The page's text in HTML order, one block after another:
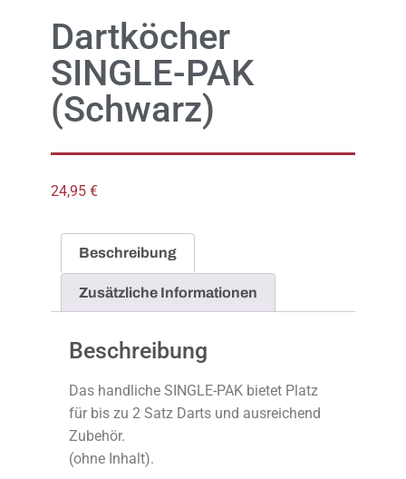
Dartköcher
SINGLE-PAK
(Schwarz)
24,95 €
Beschreibung
Zusätzliche Informationen
Beschreibung
Das handliche SINGLE-PAK bietet Platz
für bis zu 2 Satz Darts und ausreichend
Zubehör.
(ohne Inhalt).